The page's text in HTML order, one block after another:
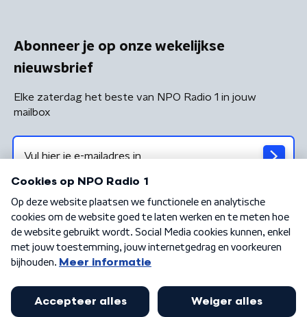
Abonneer je op onze wekelijkse
nieuwsbrief
Elke zaterdag het beste van NPO Radio 1 in jouw
mailbox
Algemene voorwaarden